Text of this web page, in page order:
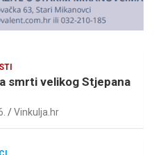
smrti velikog Stjepana
Vinkulja.hr